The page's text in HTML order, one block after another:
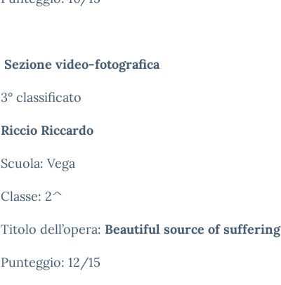
Sezione video-fotografica
3° classificato
Riccio Riccardo
Scuola: Vega
Classe: 2^
Titolo dell’opera: Beautiful source of suffering
Punteggio: 12/15